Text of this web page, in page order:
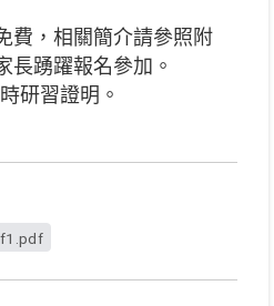
費，相關簡介請參照附
長踴躍報名參加。
研習證明。